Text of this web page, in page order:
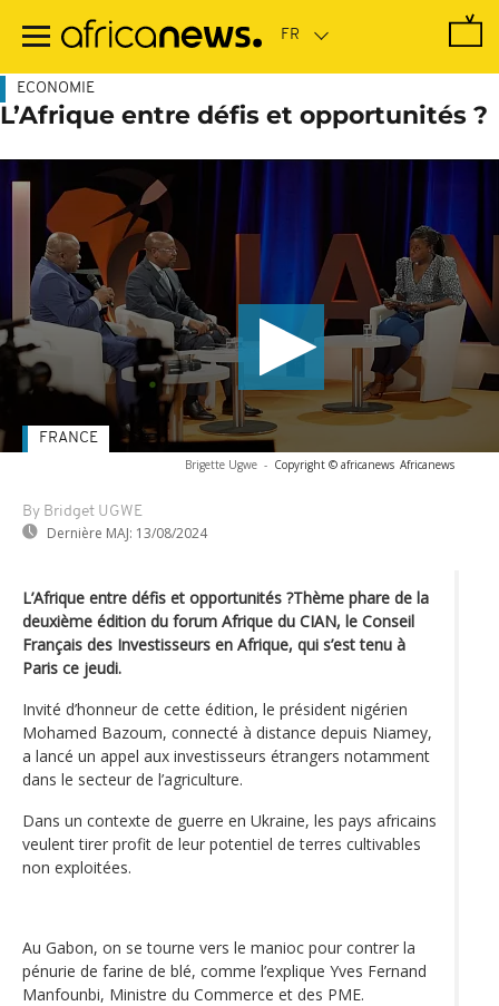
contenu
ECONOMIE
L’Afrique entre défis et opportunités ?
Brigette Ugwe - Copyright © africanews Africanews
By Bridget UGWE
Dernière MAJ: 13/08/2024
FRANCE
L’Afrique entre défis et opportunités ?Thème phare de la
deuxième édition du forum Afrique du CIAN, le Conseil
Français des Investisseurs en Afrique, qui s’est tenu à
Paris ce jeudi.
Invité d’honneur de cette édition, le président nigérien
Mohamed Bazoum, connecté à distance depuis Niamey,
a lancé un appel aux investisseurs étrangers notamment
dans le secteur de l’agriculture.
Dans un contexte de guerre en Ukraine, les pays africains
veulent tirer profit de leur potentiel de terres cultivables
non exploitées.
Au Gabon, on se tourne vers le manioc pour contrer la
pénurie de farine de blé, comme l’explique Yves Fernand
Manfounbi, Ministre du Commerce et des PME.